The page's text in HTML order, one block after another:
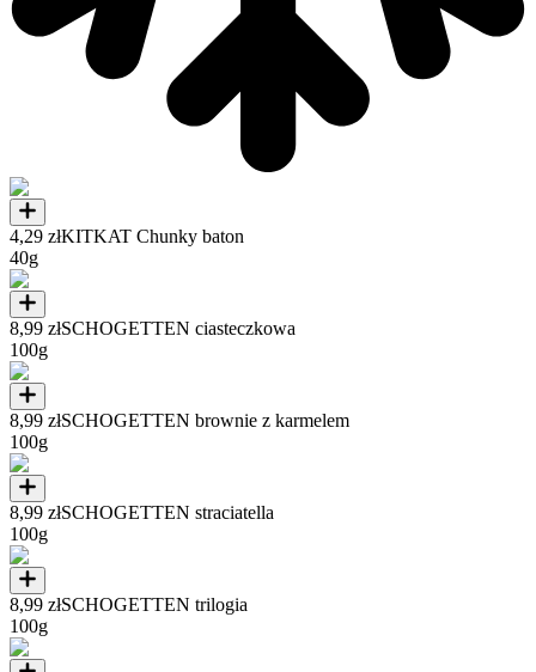
4,29 złKITKAT Chunky baton
40g
8,99 złSCHOGETTEN ciasteczkowa
100g
8,99 złSCHOGETTEN brownie z karmelem
100g
8,99 złSCHOGETTEN straciatella
100g
8,99 złSCHOGETTEN trilogia
100g